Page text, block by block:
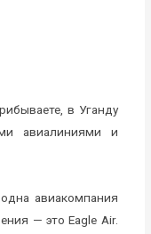
в Уганду
авиалиниями и
авиакомпания
— это Eagle Air.